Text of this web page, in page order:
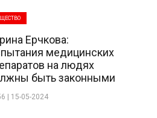
Ерчкова:
медицинских
на людях
быть законными
| 15-05-2024